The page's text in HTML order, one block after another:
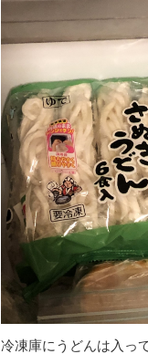
冷凍庫にうどんは入っ